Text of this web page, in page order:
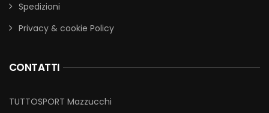
Spedizioni
Privacy & cookie Policy
CONTATTI
TUTTOSPORT Mazzucchi